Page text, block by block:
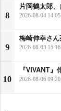
8
片岡鶴太郎
2026-08-04 14:05
9
梅崎伸幸さ
2026-08-03 15:16
10
『VIVANT
2026-08-06 09:20